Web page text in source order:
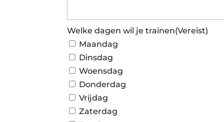
Welke dagen wil je trainen(Vereist)
Maandag
Dinsdag
Woensdag
Donderdag
Vrijdag
Zaterdag